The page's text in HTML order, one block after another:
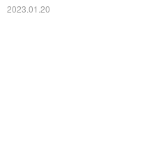
2023.01.20